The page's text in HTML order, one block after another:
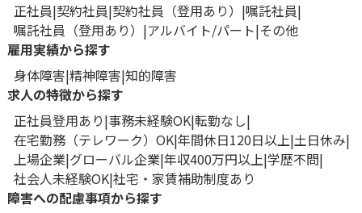
正社員 契約社員 契約社員（登用あり）
嘱託社員
嘱託社員（登用あり）
アルバイト/パート その他
雇用実績から探す
身体障害 精神障害 知的障害
求人の特徴から探す
正社員登用あり 事務未経験OK 転勤なし
在宅勤務（テレワーク）OK 年間休日120日以上 土日休み
上場企業 グローバル企業 年収400万円以上 学歴不問
社会人未経験OK 社宅・家賃補助制度あり
障害への配慮事項から探す